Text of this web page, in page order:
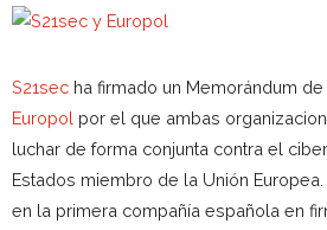
S21sec ha firmado un Memorándum
Europol por el que ambas
luchar de forma conjunta contra el
Estados miembro de la Unión
en la primera compañía española en